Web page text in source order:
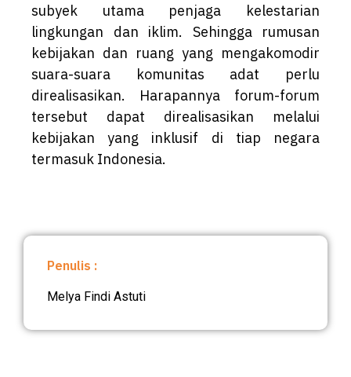
subyek utama penjaga kelestarian
lingkungan dan iklim. Sehingga rumusan
kebijakan dan ruang yang mengakomodir
suara-suara komunitas adat perlu
direalisasikan. Harapannya forum-forum
tersebut dapat direalisasikan melalui
kebijakan yang inklusif di tiap negara
termasuk Indonesia.
Penulis :
Melya Findi Astuti